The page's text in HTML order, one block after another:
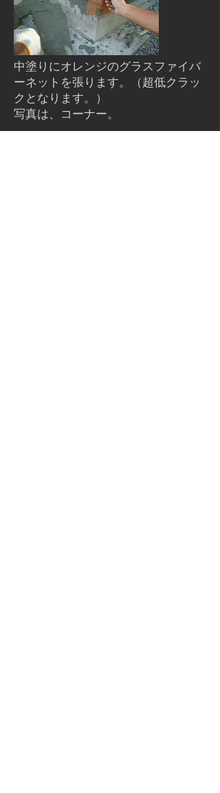
中塗りにオレンジのグラスファイバ
ーネットを張ります。（超低クラッ
クとなります。）
写真は、コーナー。